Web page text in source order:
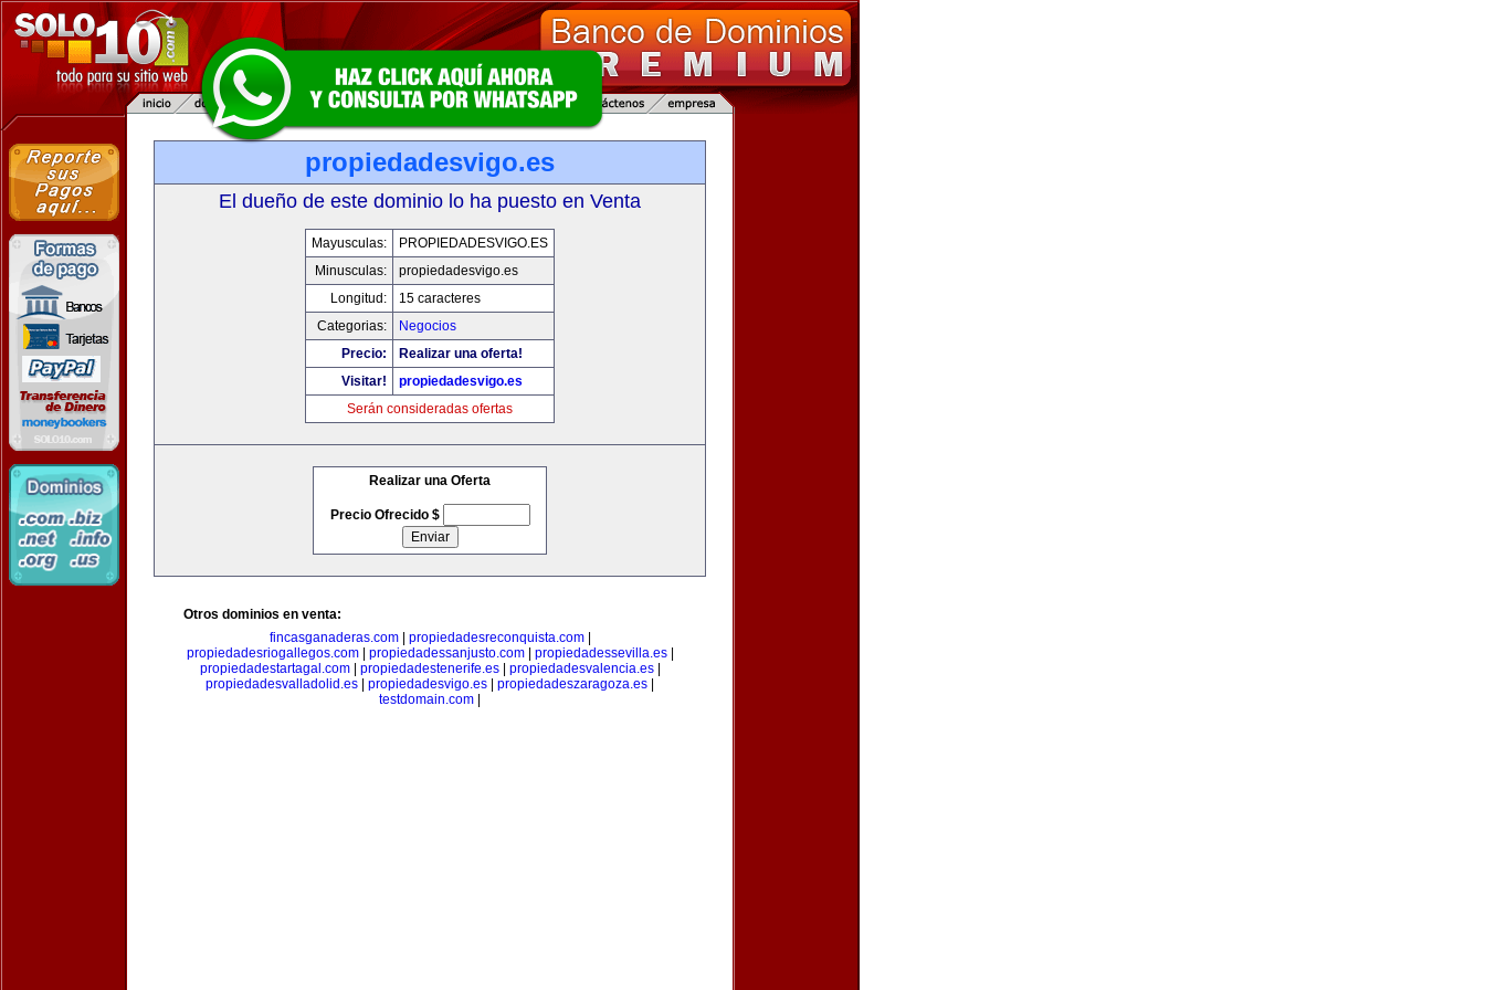
propiedadesvigo.es
El dueño de este dominio lo ha puesto en Venta
Mayusculas:
PROPIEDADESVIGO.ES
Minusculas:
propiedadesvigo.es
Longitud:
15 caracteres
Categorias:
Negocios
Precio:
Realizar una oferta!
Visitar!
propiedadesvigo.es
Serán consideradas ofertas
Realizar una Oferta
Precio Ofrecido $
Otros dominios en venta:
fincasganaderas.com| propiedadesreconquista.com|
propiedadesriogallegos.com| propiedadessanjusto.com| propiedadessevilla.es|
propiedadestartagal.com| propiedadestenerife.es| propiedadesvalencia.es|
propiedadesvalladolid.es
propiedadesvigo.es propiedadeszaragoza.es
testdomain.com